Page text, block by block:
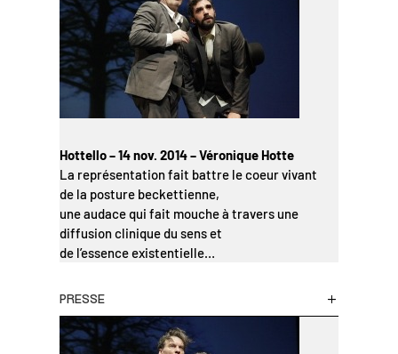
Hottello – 14 nov. 2014 – Véronique Hotte
La représentation fait battre le coeur vivant
de la posture beckettienne,
une audace qui fait mouche à travers une
diffusion clinique du sens et
de l’essence existentielle…
PRESSE